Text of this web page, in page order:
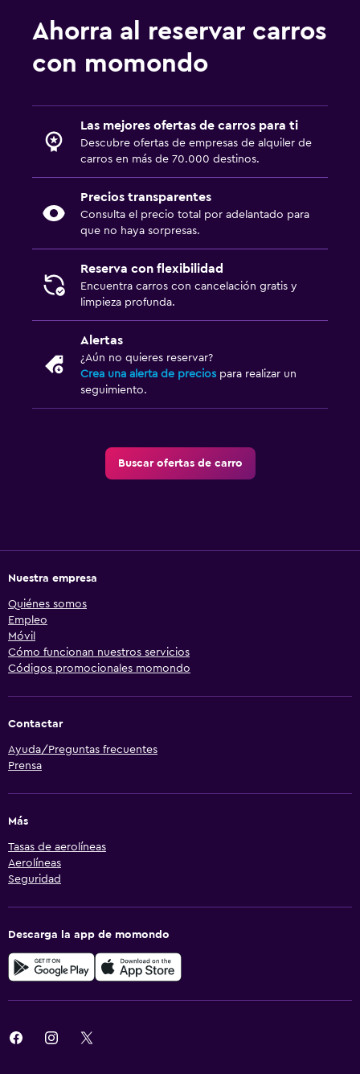
Ahorra al reservar carros
con momondo
Las mejores ofertas de carros para ti
Descubre ofertas de empresas de alquiler de
carros en más de 70.000 destinos.
Precios transparentes
Consulta el precio total por adelantado para
que no haya sorpresas.
Reserva con flexibilidad
Encuentra carros con cancelación gratis y
limpieza profunda.
Alertas
¿Aún no quieres reservar?
Crea una alerta de precios para realizar un
seguimiento.
Buscar ofertas de carro
Nuestra empresa
Quiénes somos
Empleo
Móvil
Cómo funcionan nuestros servicios
Códigos promocionales momondo
Contactar
Ayuda/Preguntas frecuentes
Prensa
Más
Tasas de aerolíneas
Aerolíneas
Seguridad
Descarga la app de momondo